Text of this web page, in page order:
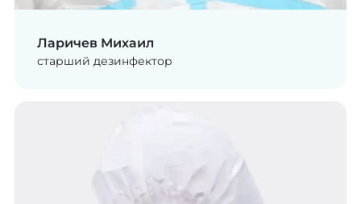
Ларичев Михаил
старший дезинфектор